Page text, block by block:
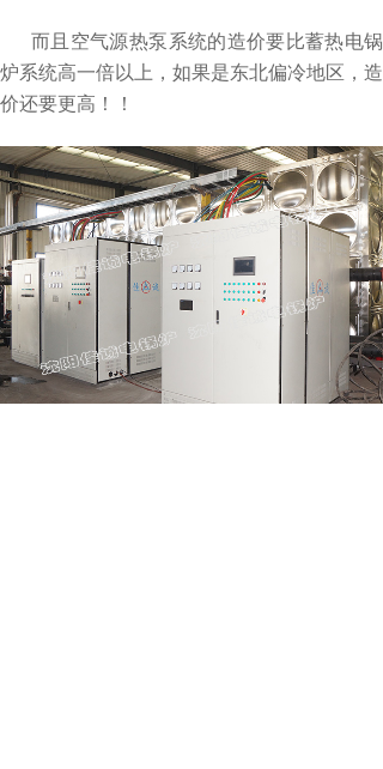
而且空气源热泵系统的造价要比蓄热电锅
炉系统高一倍以上，如果是东北偏冷地区，造
价还要更高！！